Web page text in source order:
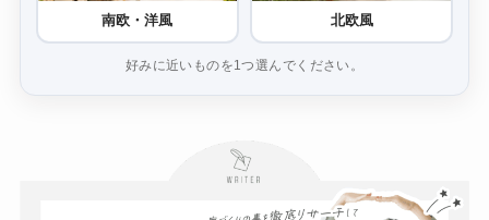
南欧・洋風 北欧風
好みに近いものを1つ選んでください。